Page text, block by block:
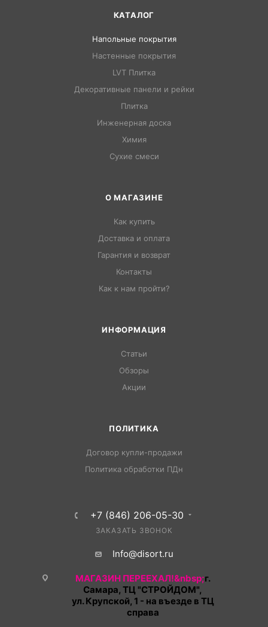
КАТАЛОГ
Напольные покрытия
Настенные покрытия
LVT Плитка
Декоративные панели и рейки
Плитка
Инженерная доска
Химия
Сухие смеси
О МАГАЗИНЕ
Как купить
Доставка и оплата
Гарантия и возврат
Контакты
Как к нам пройти?
ИНФОРМАЦИЯ
Статьи
Обзоры
Акции
ПОЛИТИКА
Договор купли-продажи
Политика обработки ПДн
+7 (846) 206-05-30
ЗАКАЗАТЬ ЗВОНОК
Info@disort.ru
МАГАЗИН ПЕРЕЕХАЛ!&nbsp;г.
Самара, ТЦ "СТРОЙДОМ",
ул. Крупской, 1 - на въезде в ТЦ
справа